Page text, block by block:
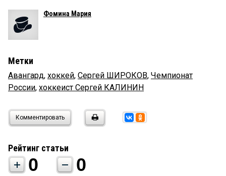
Фомина Мария
Метки
Авангард, хоккей, Сергей ШИРОКОВ, Чемпионат
России, хоккеист Сергей КАЛИНИН
Комментировать
Рейтинг статьи
0 0